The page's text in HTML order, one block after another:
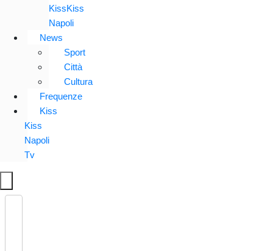
KissKiss
Napoli
News
Sport
Città
Cultura
Frequenze
Kiss
Kiss
Napoli
Tv